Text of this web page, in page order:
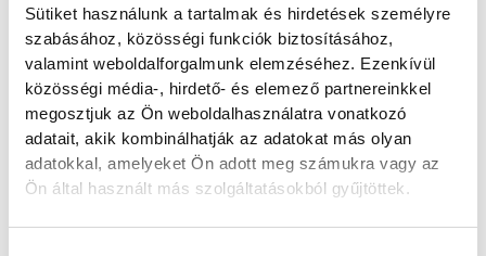
Sütiket használunk a tartalmak és hirdetések személyre
szabásához, közösségi funkciók biztosításához,
valamint weboldalforgalmunk elemzéséhez. Ezenkívül
közösségi média-, hirdető- és elemező partnereinkkel
megosztjuk az Ön weboldalhasználatra vonatkozó
adatait, akik kombinálhatják az adatokat más olyan
adatokkal, amelyeket Ön adott meg számukra vagy az
Ön által használt más szolgáltatásokból gyűjtöttek.
kapcsolatos gazdaságfejlesztések, gazdasági
szabályozás, költségvetési gazdálkodás
tartozik hozzám, azt mondhatom, hogy
ezekre a tevékenységekre kevéssé vetül rá a
napi politika, s ez így nagyon helyénvaló.
Szeretném a többi minisztériumi, nem